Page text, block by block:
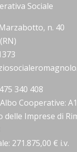
Sociale
n. 40
340 408
Cooperative:
delle Imprese di
271.875,00 € i.v.